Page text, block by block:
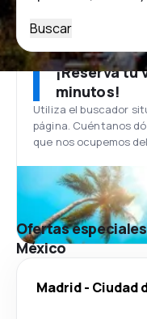
Buscar
¡Reserva tu
minutos!
Utiliza el buscador
página. Cuéntanos
que nos ocupemos
Ofertas
México
Madrid- Ciudad